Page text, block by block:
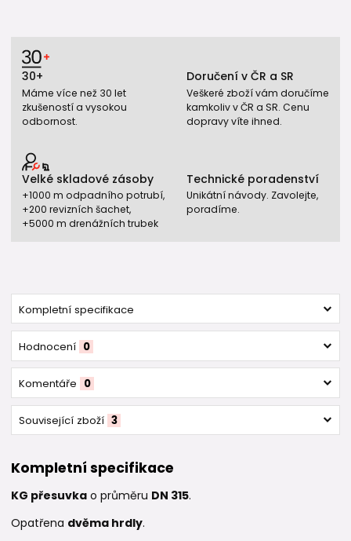
30+
Máme více než 30 let
zkušeností a vysokou
odbornost.
Doručení v ČR a SR
Veškeré zboží vám doručíme
kamkoliv v ČR a SR. Cenu
dopravy víte ihned.
Velké skladové zásoby
+1000 m odpadního potrubí,
+200 revizních šachet,
+5000 m drenážních trubek
Technické poradenství
Unikátní návody. Zavolejte,
poradíme.
Kompletní specifikace
Hodnocení 0
Komentáře 0
Související zboží 3
Kompletní specifikace
KG přesuvka o průměru DN 315.
Opatřena dvěma hrdly.